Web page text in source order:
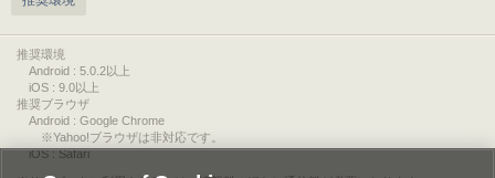
推奨環境
Android : 5.0.2以上
iOS : 9.0以上
推奨ブラウザ
Android : Google Chrome
※Yahoo!ブラウザは非対応です。
iOS : Safari